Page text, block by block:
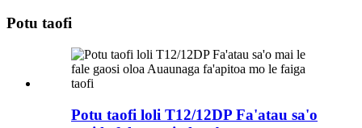
Potu taofi
Potu taofi loli T12/12DP Fa'atau sa'o